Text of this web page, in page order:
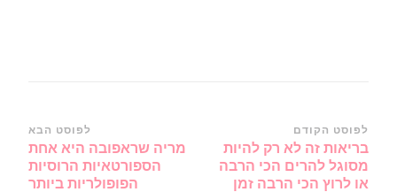
ניווט
ברשומות
לפוסט הקודם
בריאות זה לא רק להיות
מסוגל להרים הכי הרבה
או לרוץ הכי הרבה זמן
לפוסט הבא
מריה שראפובה היא אחת
הספורטאיות הרוסיות
הפופולריות ביותר